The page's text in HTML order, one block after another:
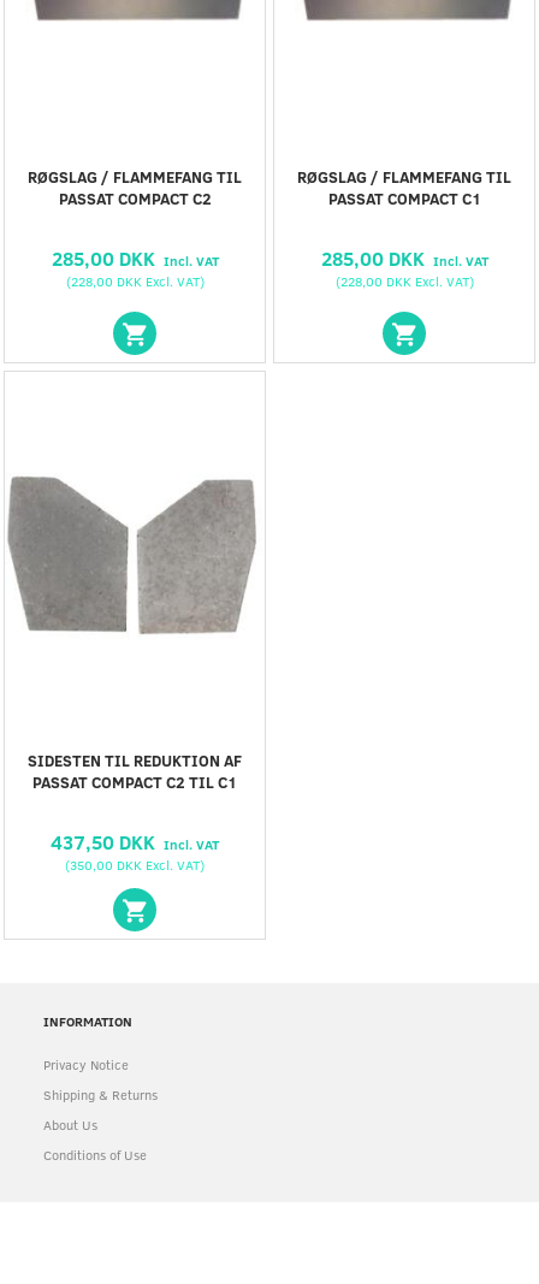
RØGSLAG / FLAMMEFANG TIL
PASSAT COMPACT C2
285,00 DKK Incl. VAT
(228,00 DKK Excl. VAT)
RØGSLAG / FLAMMEFANG TIL
PASSAT COMPACT C1
285,00 DKK Incl. VAT
(228,00 DKK Excl. VAT)
SIDESTEN TIL REDUKTION AF
PASSAT COMPACT C2 TIL C1
437,50 DKK Incl. VAT
(350,00 DKK Excl. VAT)
INFORMATION
Privacy Notice
Shipping & Returns
About Us
Conditions of Use